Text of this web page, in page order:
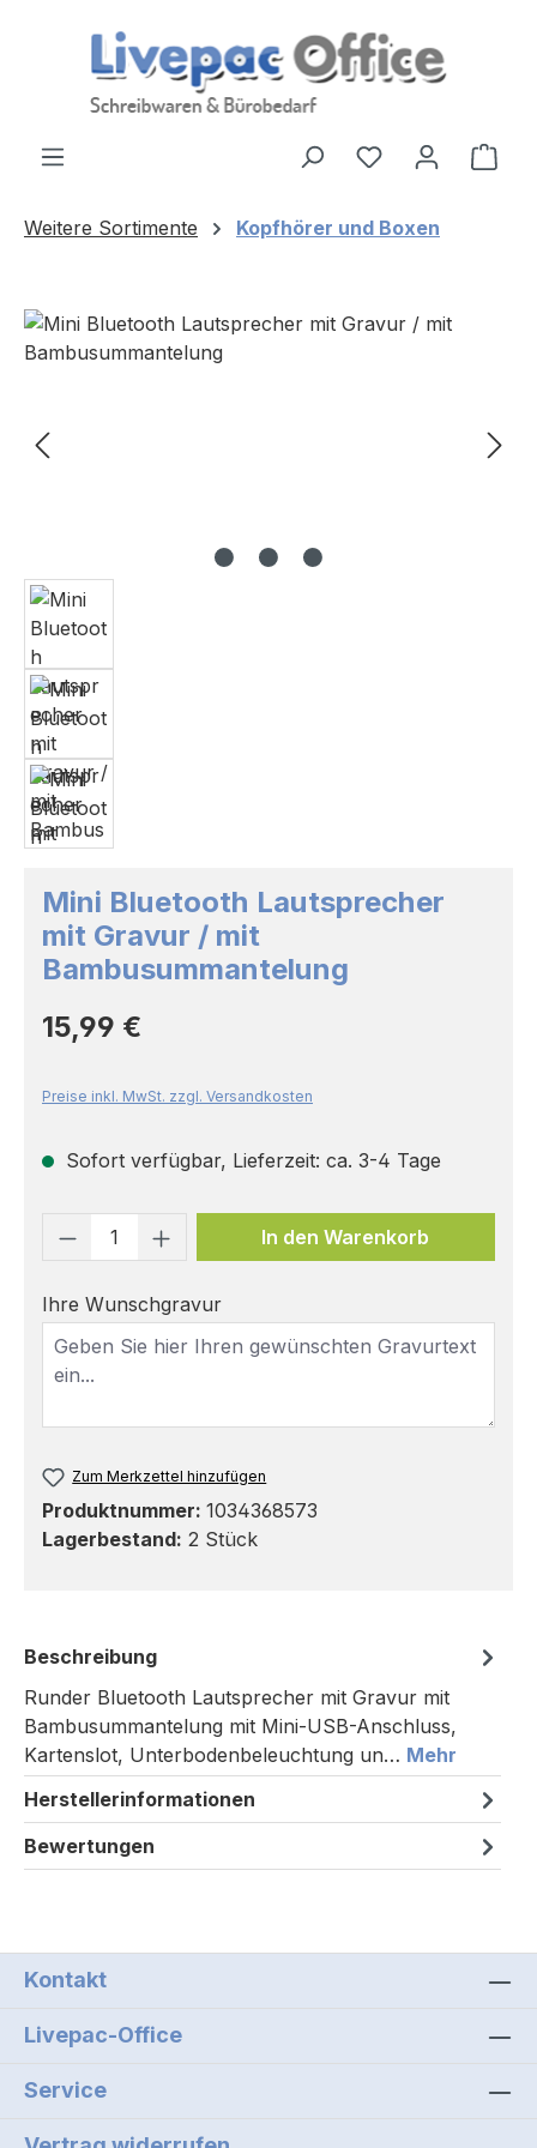
Zum Hauptinhalt springen
Weitere Sortimente Kopfhörer und Boxen
Bildergalerie überspringen
Mini Bluetooth Lautsprecher
mit Gravur / mit
Bambusummantelung
Regulärer Preis:
15,99 €
Preise inkl. MwSt. zzgl. Versandkosten
Sofort verfügbar, Lieferzeit: ca. 3-4 Tage
Produkt Anzahl: Gib den
In den Warenkorb
Ihre Wunschgravur
Zum Merkzettel hinzufügen
Produktnummer: 1034368573
Lagerbestand: 2 Stück
Beschreibung
Runder Bluetooth Lautsprecher mit Gravur mit
Bambusummantelung mit Mini-USB-Anschluss,
Kartenslot, Unterbodenbeleuchtung un… Mehr
Herstellerinformationen
Bewertungen
Kontakt
Livepac-Office
Service